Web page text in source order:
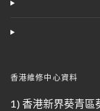
香港維修中心資料
1) 香港新界葵青